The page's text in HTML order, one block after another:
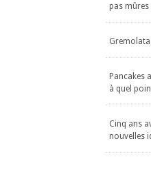
pas mûres
Pancakes
à quel
Cinq ans
nouvelles